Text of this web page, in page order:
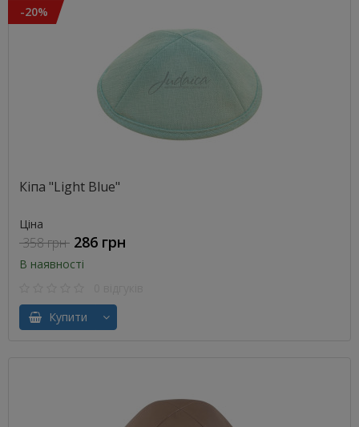
-20%
Кіпа "Light Blue"
Ціна
358 грн 286 грн
В наявності
Купити